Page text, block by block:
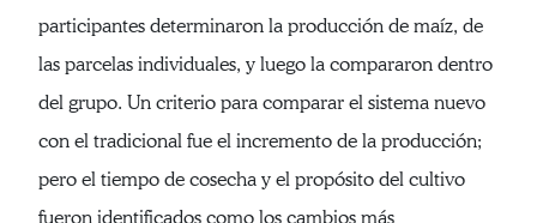
participantes determinaron la producción de maíz, de
las parcelas individuales, y luego la compararon dentro
del grupo. Un criterio para comparar el sistema nuevo
con el tradicional fue el incremento de la producción;
pero el tiempo de cosecha y el propósito del cultivo
fueron identificados como los cambios más